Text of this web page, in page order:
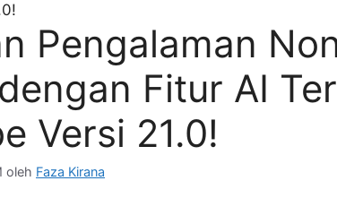
Pengalaman
Fitur AI
Versi 21.0!
oleh Faza Kirana